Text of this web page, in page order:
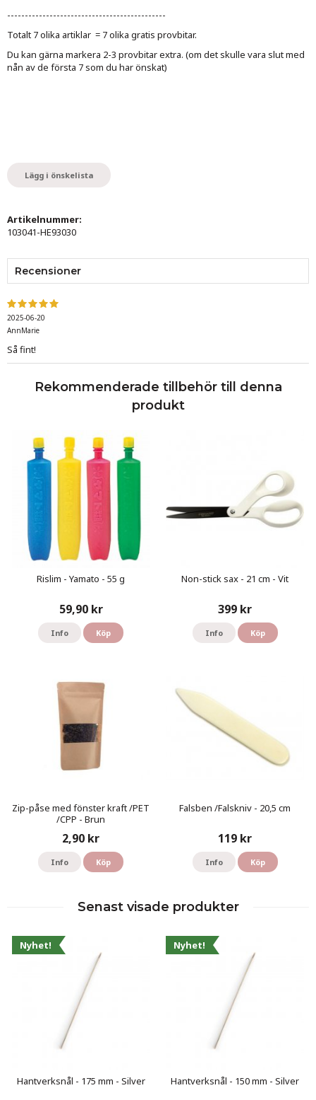
---------------------------------------------
Totalt 7 olika artiklar = 7 olika gratis provbitar.
Du kan gärna markera 2-3 provbitar extra. (om det skulle vara slut med
nån av de första 7 som du har önskat)
Lägg i önskelista
Artikelnummer:
103041-HE93030
Recensioner
2025-06-20
AnnMarie
Så fint!
Rekommenderade tillbehör till denna
produkt
Rislim - Yamato - 55 g
59,90 kr
Info Köp
Non-stick sax - 21 cm - Vit
399 kr
Info Köp
Zip-påse med fönster kraft /PET
/CPP - Brun
2,90 kr
Info Köp
Falsben /Falskniv - 20,5 cm
119 kr
Info Köp
Senast visade produkter
Nyhet!
Hantverksnål - 175 mm - Silver
Nyhet!
Hantverksnål - 150 mm - Silver